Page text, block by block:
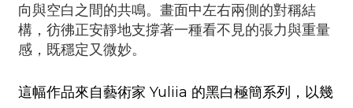
向與空白之間的共鳴。畫面中左右兩側的對稱結
構，彷彿正安靜地支撐著一種看不見的張力與重量
感，既穩定又微妙。
這幅作品來自藝術家 Yuliia 的黑白極簡系列，以幾